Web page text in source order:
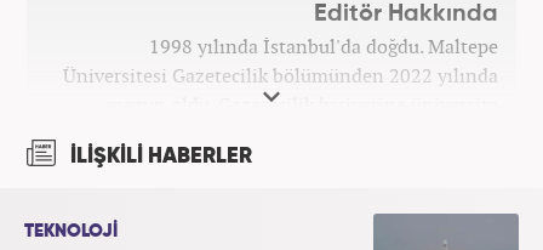
Editör Hakkında
1998 yılında İstanbul'da doğdu. Maltepe
Üniversitesi Gazetecilik bölümünden 2022 yılında
mezun oldu. Gazetecilik kariyerine üniversite
Gazetecilik kariyerini sürdürüyor. Meslek hayatına
'Editör' olarak devam ediyor.
İLİŞKİLİ HABERLER
TEKNOLOJİ